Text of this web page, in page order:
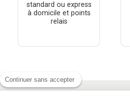
standard ou express
à domicile et points
relais
Continuer sans accepter